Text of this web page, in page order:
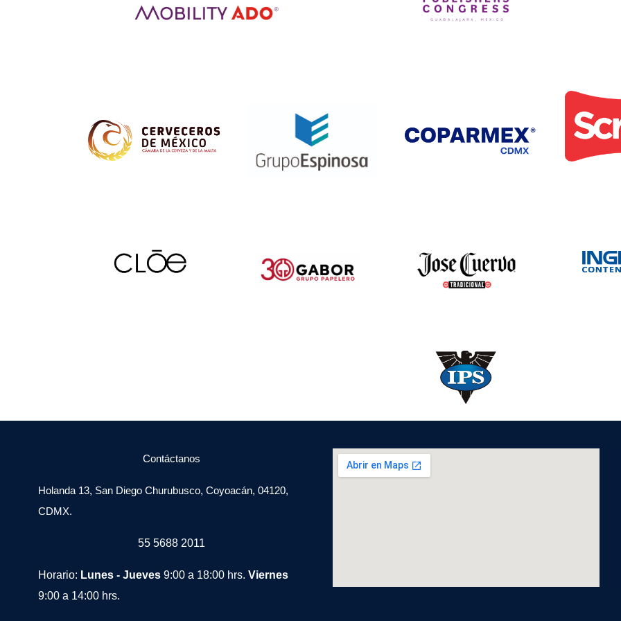
Contáctanos
Holanda 13, San Diego Churubusco, Coyoacán, 04120,
CDMX.
55 5688 2011
Horario: Lunes - Jueves 9:00 a 18:00 hrs. Viernes
9:00 a 14:00 hrs.